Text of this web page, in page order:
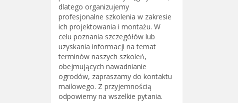
dlatego organizujemy
profesjonalne szkolenia w zakresie
ich projektowania i montażu. W
celu poznania szczegółów lub
uzyskania informacji na temat
terminów naszych szkoleń,
obejmujących nawadnianie
ogrodów, zapraszamy do kontaktu
mailowego. Z przyjemnością
odpowiemy na wszelkie pytania.